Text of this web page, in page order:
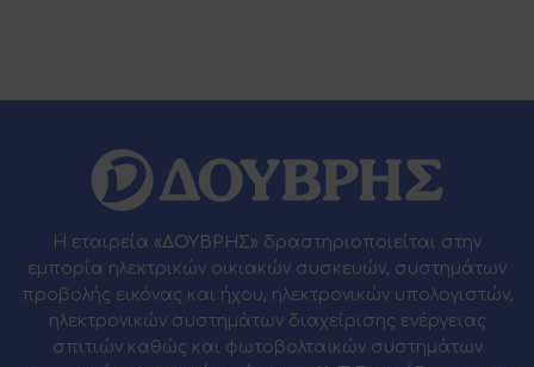
Η εταιρεία «ΔΟΥΒΡΗΣ» δραστηριοποιείται στην
εμπορία ηλεκτρικών οικιακών συσκευών, συστημάτων
προβολής εικόνας και ήχου, ηλεκτρονικών υπολογιστών,
ηλεκτρονικών συστημάτων διαχείρισης ενέργειας
σπιτιών καθώς και φωτοβολταϊκών συστημάτων